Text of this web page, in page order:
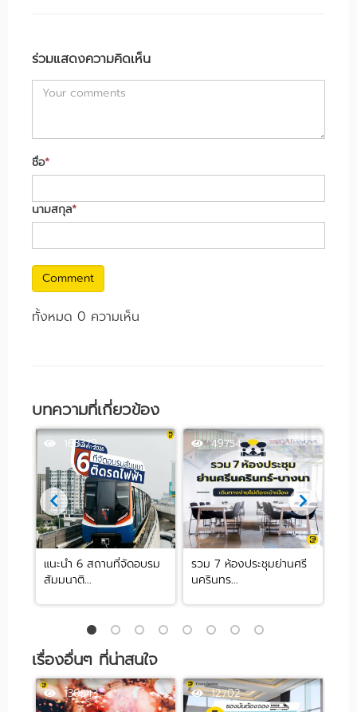
ร่วมแสดงความคิดเห็น
ชื่อ*
นามสกุล*
Comment
ทั้งหมด 0 ความเห็น
บทความที่เกี่ยวข้อง
163379
แนะนำ 6 สถานที่จัดอบรม
สัมมนาติ...
49754
รวม 7 ห้องประชุมย่านศรี
นครินทร...
เรื่องอื่นๆ ที่น่าสนใจ
130543 12702